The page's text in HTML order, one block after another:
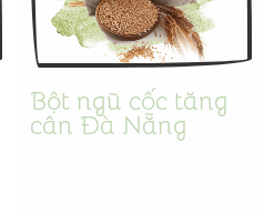
Bột ngũ cốc tăng
cân Đà Nẵng